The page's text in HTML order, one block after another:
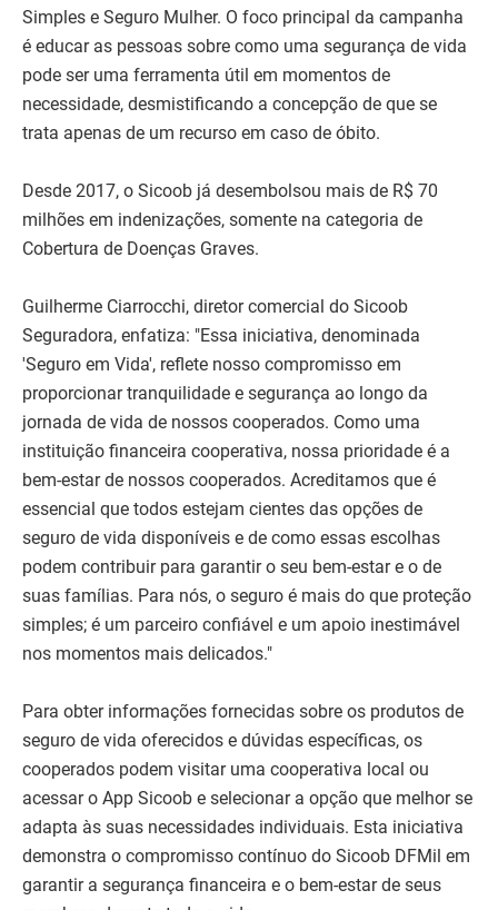
Simples e Seguro Mulher. O foco principal da campanha
é educar as pessoas sobre como uma segurança de vida
pode ser uma ferramenta útil em momentos de
necessidade, desmistificando a concepção de que se
trata apenas de um recurso em caso de óbito.
Desde 2017, o Sicoob já desembolsou mais de R$ 70
milhões em indenizações, somente na categoria de
Cobertura de Doenças Graves.
Guilherme Ciarrocchi, diretor comercial do Sicoob
Seguradora, enfatiza: "Essa iniciativa, denominada
'Seguro em Vida', reflete nosso compromisso em
proporcionar tranquilidade e segurança ao longo da
jornada de vida de nossos cooperados. Como uma
instituição financeira cooperativa, nossa prioridade é a
bem-estar de nossos cooperados. Acreditamos que é
essencial que todos estejam cientes das opções de
seguro de vida disponíveis e de como essas escolhas
podem contribuir para garantir o seu bem-estar e o de
suas famílias. Para nós, o seguro é mais do que proteção
simples; é um parceiro confiável e um apoio inestimável
nos momentos mais delicados."
Para obter informações fornecidas sobre os produtos de
seguro de vida oferecidos e dúvidas específicas, os
cooperados podem visitar uma cooperativa local ou
acessar o App Sicoob e selecionar a opção que melhor se
adapta às suas necessidades individuais. Esta iniciativa
demonstra o compromisso contínuo do Sicoob DFMil em
garantir a segurança financeira e o bem-estar de seus